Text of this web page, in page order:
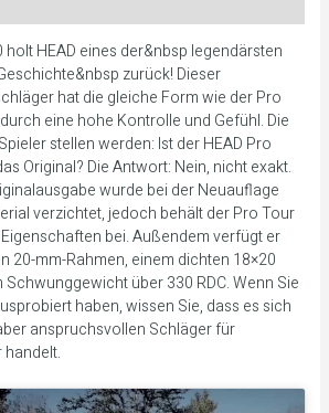
holt HEAD eines der&nbsp legendärsten
zurück! Dieser
hat die gleiche Form wie der Pro
eine hohe Kontrolle und Gefühl. Die
stellen werden: Ist der HEAD Pro
Original? Die Antwort: Nein, nicht exakt.
wurde bei der Neuauflage
verzichtet, jedoch behält der Pro Tour
bei. Außendem verfügt er
20-mm-Rahmen, einem dichten 18×20
über 330 RDC. Wenn Sie
haben, wissen Sie, dass es sich
anspruchsvollen Schläger für